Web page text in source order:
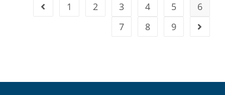
1 2 3 4 5
6
7
8 9